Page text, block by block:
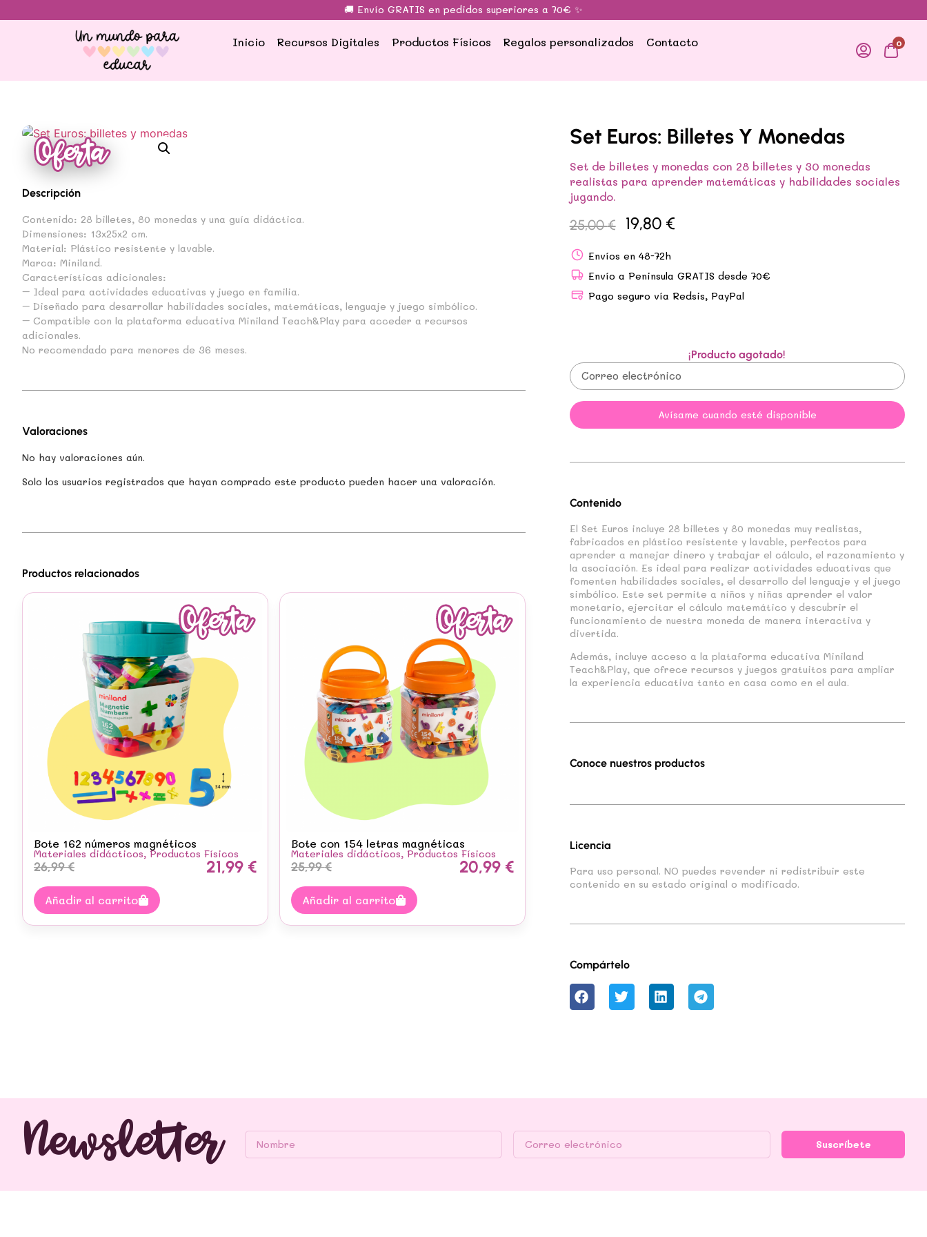
🚚 Envío GRATIS en pedidos superiores a 70€ ✨
Inicio Recursos Digitales Productos Físicos Regalos personalizados Contacto 0
Set Euros: Billetes Y Monedas
Set de billetes y monedas con 28 billetes y 30 monedas
realistas para aprender matemáticas y habilidades sociales
jugando.
25,00€ 19,80 €
Envíos en 48-72h
Envío a Peninsula GRATIS desde 70€
Pago seguro vía Redsis, PayPal
¡Producto agotado!
Avísame cuando esté disponible
Contenido
El Set Euros incluye 28 billetes y 80 monedas muy realistas,
fabricados en plástico resistente y lavable, perfectos para
aprender a manejar dinero y trabajar el cálculo, el razonamiento y
la asociación. Es ideal para realizar actividades educativas que
fomenten habilidades sociales, el desarrollo del lenguaje y el juego
simbólico. Este set permite a niños y niñas aprender el valor
monetario, ejercitar el cálculo matemático y descubrir el
funcionamiento de nuestra moneda de manera interactiva y
divertida.
Además, incluye acceso a la plataforma educativa Miniland
Teach&Play, que ofrece recursos y juegos gratuitos para ampliar
la experiencia educativa tanto en casa como en el aula.
Conoce nuestros productos
Licencia
Para uso personal. NO puedes revender ni redistribuir este
contenido en su estado original o modificado.
Compártelo
Descripción
Contenido: 28 billetes, 80 monedas y una guía didáctica.
Dimensiones: 13x25x2 cm.
Material: Plástico resistente y lavable.
Marca: Miniland.
Características adicionales:
– Ideal para actividades educativas y juego en familia.
– Diseñado para desarrollar habilidades sociales, matemáticas, lenguaje y juego simbólico.
– Compatible con la plataforma educativa Miniland Teach&Play para acceder a recursos
adicionales.
No recomendado para menores de 36 meses.
Valoraciones
No hay valoraciones aún.
Solo los usuarios registrados que hayan comprado este producto pueden hacer una valoración.
Productos relacionados
Bote 162 números magnéticos
Materiales didácticos, Productos Físicos
26,99€ 21,99 €
Añadir al carrito
Bote con 154 letras magnéticas
Materiales didácticos, Productos Físicos
25,99€ 20,99 €
Añadir al carrito
Newsletter Suscríbete